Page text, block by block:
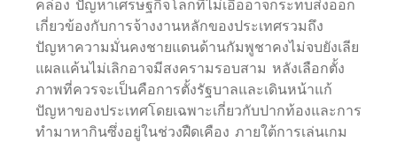
คล่อง ปัญหาเศรษฐกิจโลกที่ไม่เอื้ออาจกระทบส่งออก
เกี่ยวข้องกับการจ้างงานหลักของประเทศรวมถึง
ปัญหาความมั่นคงชายแดนด้านกัมพูชาคงไม่จบยังเลีย
แผลแค้นไม่เลิกอาจมีสงครามรอบสาม หลังเลือกตั้ง
ภาพที่ควรจะเป็นคือการตั้งรัฐบาลและเดินหน้าแก้
ปัญหาของประเทศโดยเฉพาะเกี่ยวกับปากท้องและการ
ทำมาหากินซึ่งอยู่ในช่วงฝืดเคือง ภายใต้การเล่นเกม